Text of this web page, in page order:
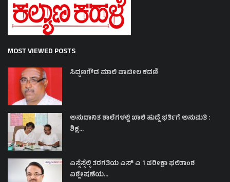
MOST VIEWED POSTS
ಸಿದ್ದಣಗೌಡ ಮಾಲಿ ಪಾಟೀಲ ಕಡಣಿ
ಅನುದಾನಿತ ಶಾಲೆಗಳಲ್ಲಿ ಖಾಲಿ ಹುದ್ದೆ ಭರ್ತಿಗೆ ಅನುಮತಿ :
ಶಿಕ್ಷ...
ಎಸ್ಸೆಸ್ಸೆಲ್ಸಿ ತರಗತಿಯ ಎಸ್ ಎ 1 ಪರೀಕ್ಷಾ ಫಲಿತಾಂಶ
ವಿಶ್ಲೇಷಣೆಯ...